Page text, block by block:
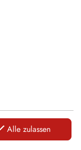
Alle zulassen